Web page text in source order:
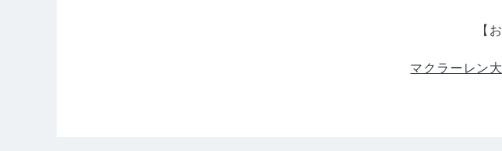
【
マクラーレン